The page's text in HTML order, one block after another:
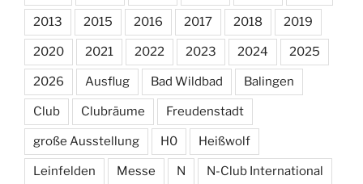
2013 2015 2016 2017 2018 2019
2020 2021 2022 2023 2024 2025
2026 Ausflug Bad Wildbad Balingen
Club Clubräume Freudenstadt
große Ausstellung H0 Heißwolf
Leinfelden Messe N N-Club International